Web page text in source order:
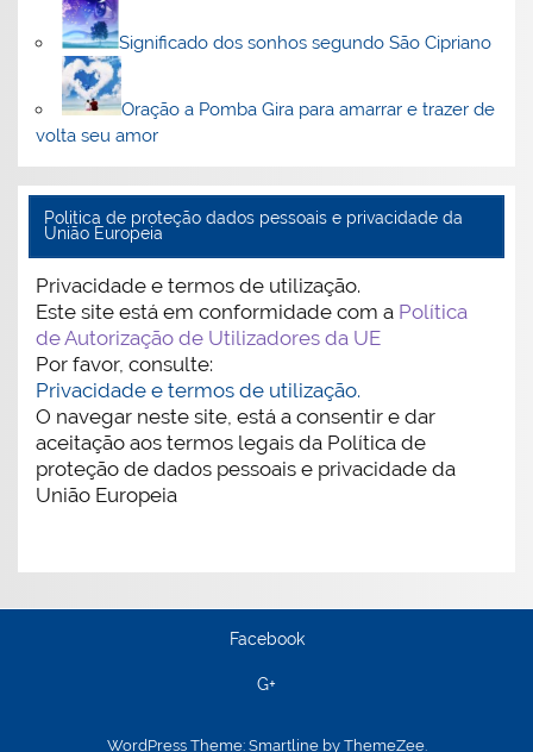
Significado dos sonhos segundo São Cipriano
Oração a Pomba Gira para amarrar e trazer de
volta seu amor
Politica de proteção dados pessoais e privacidade da
União Europeia
Privacidade e termos de utilização.
Este site está em conformidade com a Política
de Autorização de Utilizadores da UE
Por favor, consulte:
Privacidade e termos de utilização.
O navegar neste site, está a consentir e dar
aceitação aos termos legais da Política de
proteção de dados pessoais e privacidade da
União Europeia
Facebook
G+
WordPress Theme: Smartline by ThemeZee.